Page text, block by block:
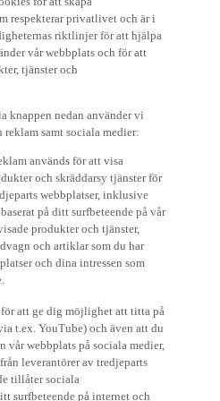
respekterar privatlivet och är i
riktlinjer för att hjälpa
vår webbplats och för att
tjänster och
samt sociala medier:
och skräddarsy tjänster för
webbplatser, inklusive
på ditt surfbeteende på vår
produkter och tjänster,
och artiklar som du har
och dina intressen som
t.ex. YouTube) och även att du
webbplats på sociala medier,
leverantörer av tredjeparts
tillåter sociala
surfbeteende på internet och